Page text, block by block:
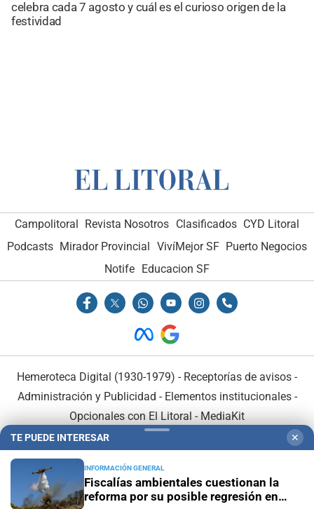
celebra cada 7 agosto y cuál es el curioso origen de la
festividad
Campolitoral Revista Nosotros Clasificados CYD Litoral
Podcasts Mirador Provincial VivíMejor SF Puerto Negocios
Notife Educacion SF
Hemeroteca Digital (1930-1979) - Receptorías de avisos -
Administración y Publicidad - Elementos institucionales-
Opcionales con El Litoral - MediaKit
TE PUEDE INTERESAR ✕
INFORMACIÓN GENERAL
Fiscalías ambientales cuestionan la
reforma por su posible regresión en